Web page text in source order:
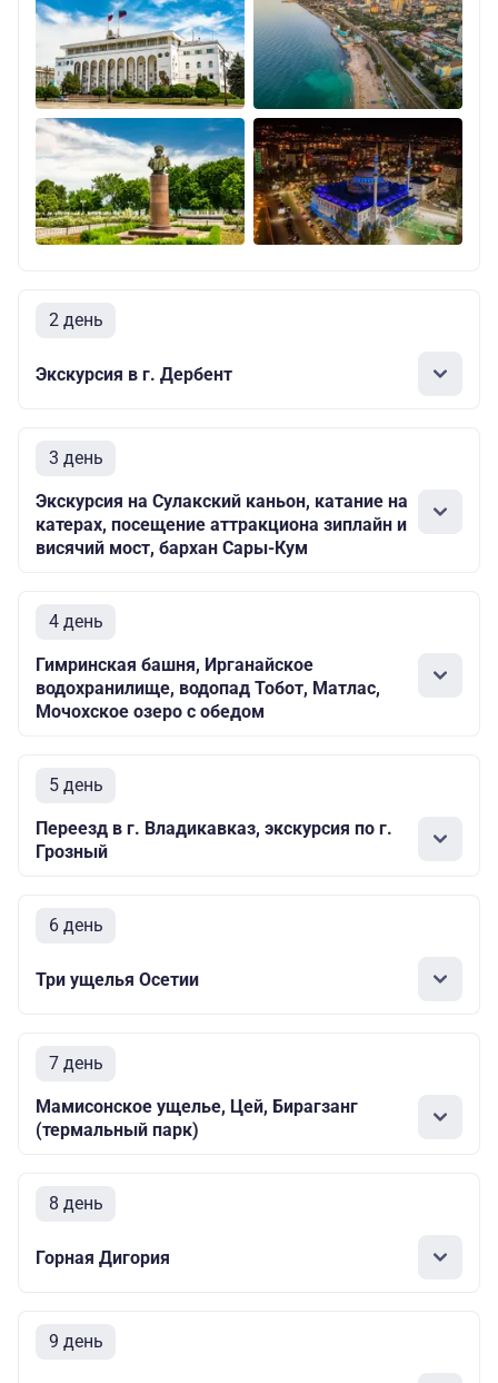
2 день
Экскурсия в г. Дербент
3 день
Экскурсия на Сулакский каньон, катание на
катерах, посещение аттракциона зиплайн и
висячий мост, бархан Сары-Кум
4 день
Гимринская башня, Ирганайское
водохранилище, водопад Тобот, Матлас,
Мочохское озеро с обедом
5 день
Переезд в г. Владикавказ, экскурсия по г.
Грозный
6 день
Три ущелья Осетии
7 день
Мамисонское ущелье, Цей, Бирагзанг
(термальный парк)
8 день
Горная Дигория
9 день